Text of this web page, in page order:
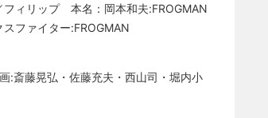
ィリップ 本名：岡本和夫:FROGMAN
ファイター:FROGMAN
:斎藤晃弘・佐藤充夫・西山司・堀内小